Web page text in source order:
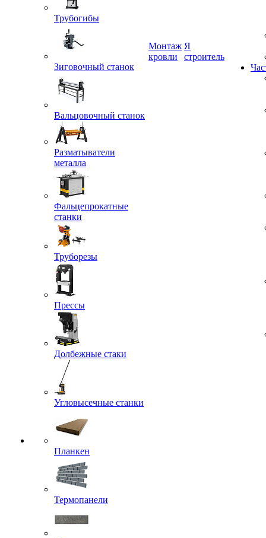
Трубогибы
Зиговочный станок
Вальцовочный станок
Разматыватели
металла
Фальцепрокатные
станки
Труборезы
Прессы
Долбежные стаки
Угловысечные станки
Планкен
Термопанели
Монтаж
Я